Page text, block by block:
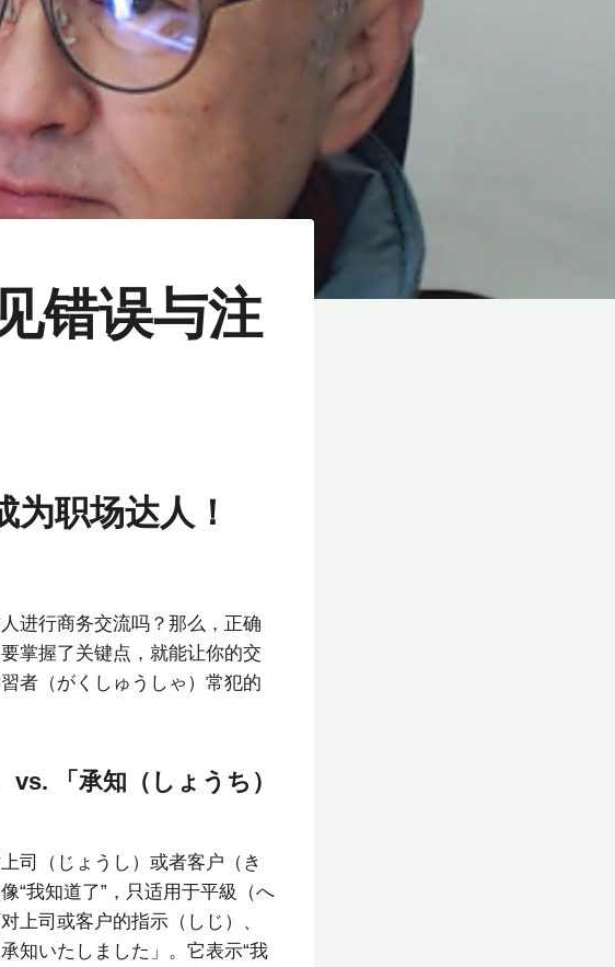
错误与注
职场达人！
进行商务交流吗？那么，正确
掌握了关键点，就能让你的交
者（がくしゅうしゃ）常犯的
「承知（しょうち）
司（じょうし）或者客户（き
“我知道了”，只适用于平級（へ
上司或客户的指示（しじ）、
知いたしました」。它表示“我